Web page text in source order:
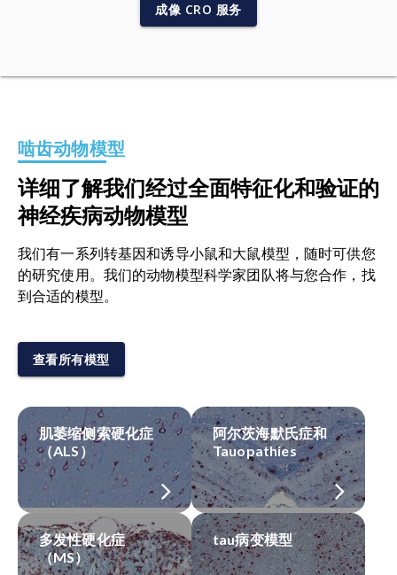
成像 CRO 服务
啮齿动物模型
详细了解我们经过全面特征化和验证的
神经疾病动物模型
我们有一系列转基因和诱导小鼠和大鼠模型，随时可供您
的研究使用。我们的动物模型科学家团队将与您合作，找
到合适的模型。
查看所有模型
肌萎缩侧索硬化症
（ALS）
阿尔茨海默氏症和
Tauopathies
多发性硬化症
（MS）
tau病变模型